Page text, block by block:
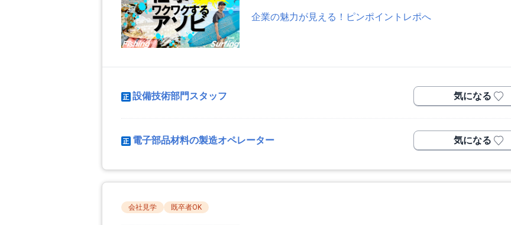
企業の魅力が見える！ピンポイントレポへ
設備技術部門スタッフ 気になる
電子部品材料の製造オペレーター 気になる
会社見学 既卒者OK